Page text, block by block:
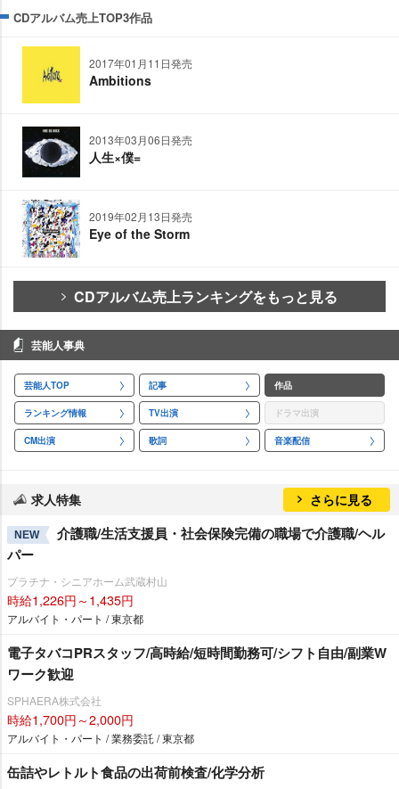
CDアルバム売上TOP3作品
2017年01月11日発売
Ambitions
2013年03月06日発売
人生×僕=
2019年02月13日発売
Eye of the Storm
CDアルバム売上ランキングをもっと見る
芸能人事典
芸能人TOP 記事 作品
ランキング情報 TV出演 ドラマ出演
CM出演 歌詞 音楽配信
求人特集 さらに見る
NEW
介護職/生活支援員・社会保険完備の職場で介護職/ヘル
パー
プラチナ・シニアホーム武蔵村山
時給1,226円～1,435円
アルバイト・パート / 東京都
電子タバコPRスタッフ/高時給/短時間勤務可/シフト自由/副業W
ワーク歓迎
SPHAERA株式会社
時給1,700円～2,000円
アルバイト・パート / 業務委託 / 東京都
缶詰やレトルト食品の出荷前検査/化学分析